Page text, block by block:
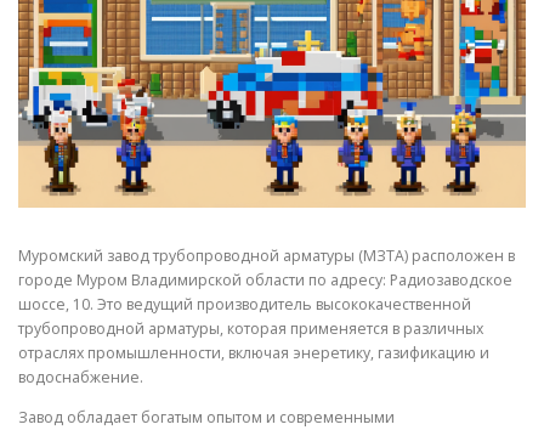
СТАТЬИ
Муромский завод трубопроводной арматуры (МЗТА) расположен в
городе Муром Владимирской области по адресу: Радиозаводское
шоссе, 10. Это ведущий производитель высококачественной
трубопроводной арматуры, которая применяется в различных
отраслях промышленности, включая энеретику, газификацию и
водоснабжение.
Завод обладает богатым опытом и современными